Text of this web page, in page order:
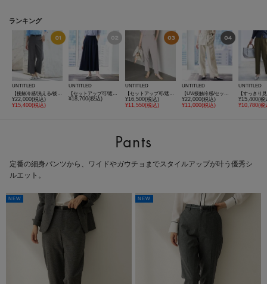
ランキング
UNTITLED
【接触冷感/洗える/後ろウエストゴム】オックスワイドパンツ
¥22,000(税込)
¥15,400(税込)
UNTITLED
【セットアップ可/遮熱/接触冷感/UVカット】リラクシーガウチョパンツ
¥18,700(税込)
UNTITLED
【セットアップ可/遮熱/接触冷感】リラクシーテーパードパンツ
¥16,500(税込)
¥11,550(税込)
UNTITLED
【UV/接触冷感/セットアップ可】スラブワイドパンツ
¥22,000(税込)
¥11,000(税込)
UNTITLED
¥15,400(税
¥10,780(税
Pants
定番の細身パンツから、ワイドやガウチョまでスタイルアップが叶う優秀シ
ルエット。
NEW NEW